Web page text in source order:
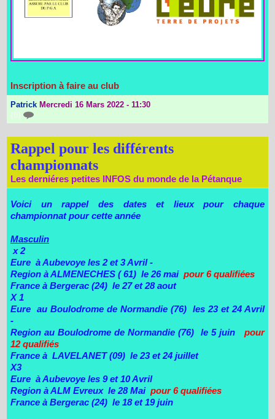
Inscription à faire au club
Patrick Mercredi 16 Mars 2022 - 11:30
{0}
Rappel pour les différents
championnats
Les derniéres petites INFOS du monde de la Pétanque
Voici un rappel des dates et lieux pour chaque
championnat pour cette année
Masculin
x 2
Eure à Aubevoye les 2 et 3 Avril -
Region à ALMENECHES ( 61) le 26 mai pour 6 qualifiées
France à Bergerac (24) le 27 et 28 aout
X 1
Eure au Boulodrome de Normandie (76) les 23 et 24 Avril
-
Region au Boulodrome de Normandie (76) le 5 juin pour
12 qualifiés
France à LAVELANET (09) le 23 et 24 juillet
X3
Eure à Aubevoye les 9 et 10 Avril
Region à ALM Evreux le 28 Mai pour 6 qualifiées
France à Bergerac (24) le 18 et 19 juin